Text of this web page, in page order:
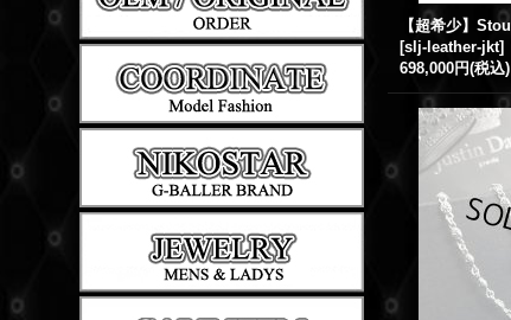
[slj-leather-jkt]
698,000円(税込)